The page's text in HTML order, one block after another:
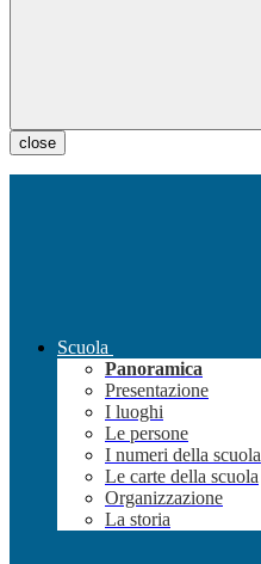
close
Scuola
Panoramica
Presentazione
I luoghi
Le persone
I numeri della scuola
Le carte della scuola
Organizzazione
La storia